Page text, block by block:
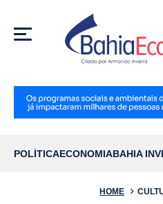
MENU
POLÍTICAECONOMIABAHIA
HOME